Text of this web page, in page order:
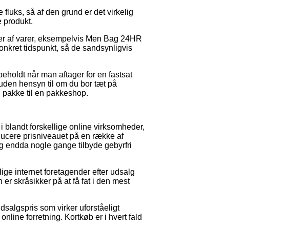
fluks, så af den grund er det virkelig
produkt.
af varer, eksempelvis Men Bag 24HR
tidspunkt, så de sandsynligvis
når man aftager for en fastsat
hensyn til om du bor tæt på
til en pakkeshop.
blandt forskellige online virksomheder,
prisniveauet på en række af
endda nogle gange tilbyde gebyrfri
internet foretagender efter udsalg
skråsikker på at få fat i den mest
som virker uforståeligt
forretning. Kortkøb er i hvert fald